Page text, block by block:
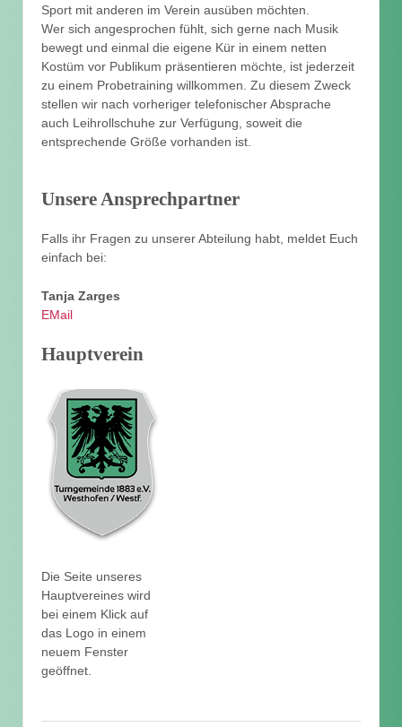
Sport mit anderen im Verein ausüben möchten.
Wer sich angesprochen fühlt, sich gerne nach Musik
bewegt und einmal die eigene Kür in einem netten
Kostüm vor Publikum präsentieren möchte, ist jederzeit
zu einem Probetraining willkommen. Zu diesem Zweck
stellen wir nach vorheriger telefonischer Absprache
auch Leihrollschuhe zur Verfügung, soweit die
entsprechende Größe vorhanden ist.
Unsere Ansprechpartner
Falls ihr Fragen zu unserer Abteilung habt, meldet Euch
einfach bei:
Tanja Zarges
EMail
Hauptverein
Die Seite unseres
Hauptvereines wird
bei einem Klick auf
das Logo in einem
neuem Fenster
geöffnet.